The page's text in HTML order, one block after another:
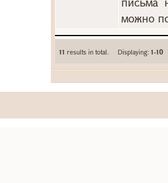
можно
11 results in total. Displaying:1-10